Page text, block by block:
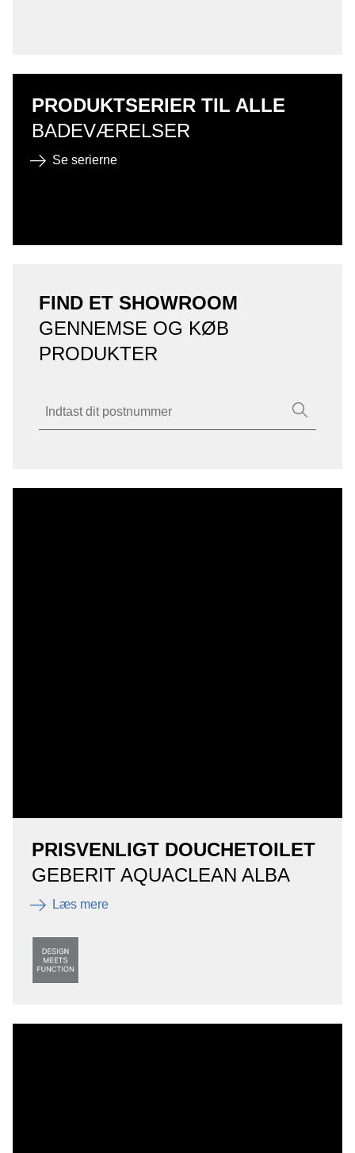
PRODUKTSERIER TIL ALLE
BADEVÆRELSER
Se serierne
FIND ET SHOWROOM
GENNEMSE OG KØB
PRODUKTER
PRISVENLIGT DOUCHETOILET
GEBERIT AQUACLEAN ALBA
Læs mere